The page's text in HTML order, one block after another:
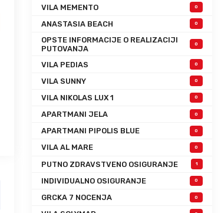
VILA MEMENTO 0
ANASTASIA BEACH 0
OPSTE INFORMACIJE O REALIZACIJI
PUTOVANJA
0
VILA PEDIAS 0
VILA SUNNY 0
VILA NIKOLAS LUX 1 0
APARTMANI JELA 0
APARTMANI PIPOLIS BLUE 0
VILA AL MARE 0
PUTNO ZDRAVSTVENO OSIGURANJE 1
INDIVIDUALNO OSIGURANJE 0
GRCKA 7 NOCENJA 0